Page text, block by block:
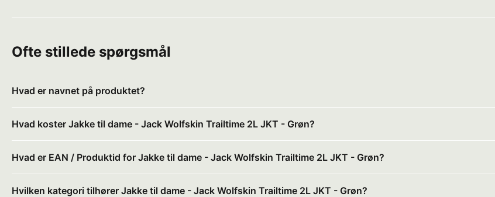
Ofte stillede spørgsmål
Hvad er navnet på produktet?
Hvad koster Jakke til dame - Jack Wolfskin Trailtime 2L JKT - Grøn?
Hvad er EAN / Produktid for Jakke til dame - Jack Wolfskin Trailtime 2L JKT - Grøn?
Hvilken kategori tilhører Jakke til dame - Jack Wolfskin Trailtime 2L JKT - Grøn?